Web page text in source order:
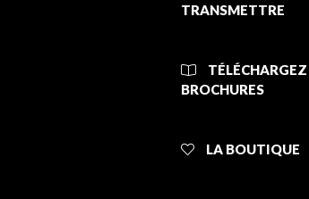
TRANSMETTRE
BROCHURES
LA BOUTIQUE